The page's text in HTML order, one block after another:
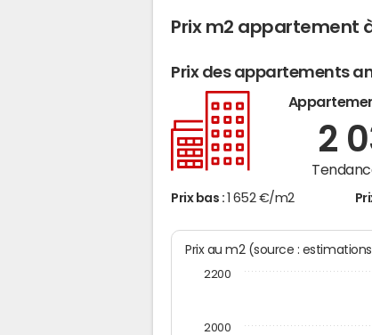
Prix m2 appartement
Prix des appartements
2
Prix bas : 1 652 €/m2
Prix au m2 (source :
2000
2200